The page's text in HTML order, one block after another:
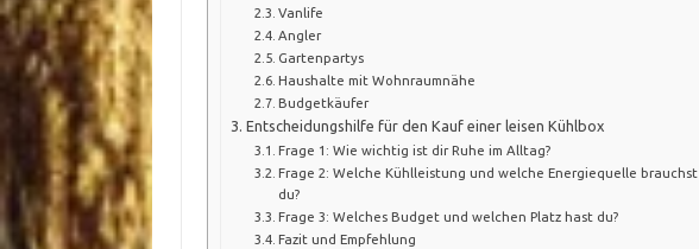
Vanlife
Angler
Gartenpartys
Haushalte mit Wohnraumnähe
Budgetkäufer
Entscheidungshilfe für den Kauf einer leisen Kühlbox
Frage 1: Wie wichtig ist dir Ruhe im Alltag?
Frage 2: Welche Kühlleistung und welche Energiequelle brauchst
du?
Frage 3: Welches Budget und welchen Platz hast du?
Fazit und Empfehlung